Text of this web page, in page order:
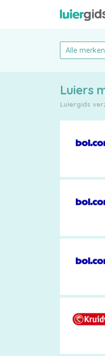
Billendoekjes
Luiers
Luiergids